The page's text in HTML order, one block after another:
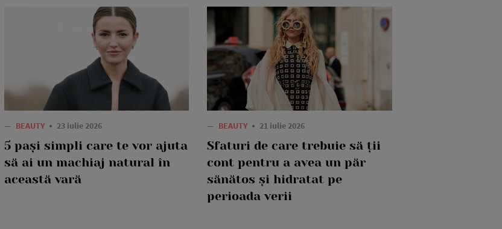
— BEAUTY 23 iulie 2026
5 pași simpli care te vor ajuta
să ai un machiaj natural în
această vară
— BEAUTY 21 iulie 2026
Sfaturi de care trebuie să ții
cont pentru a avea un păr
sănătos și hidratat pe
perioada verii